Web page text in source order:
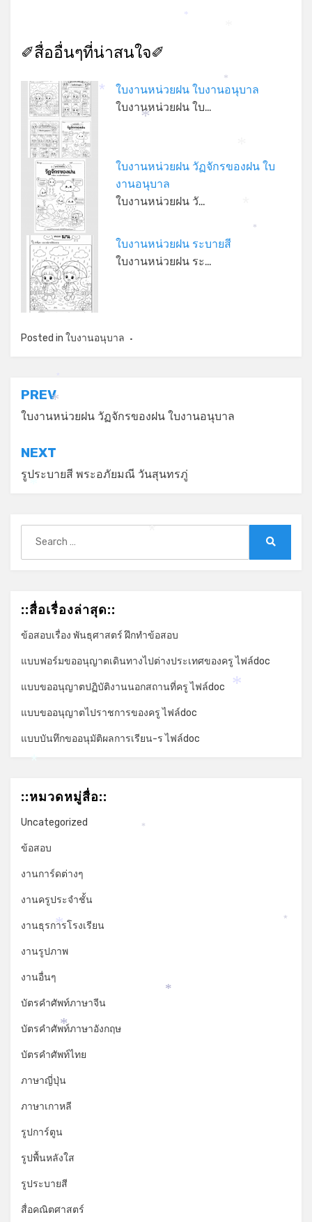
✐สื่ออื่นๆที่น่าสนใจ✐
ใบงานหน่วยฝน ใบงานอนุบาล
ใบงานหน่วยฝน ใบ…
ใบงานหน่วยฝน วัฏจักรของฝน ใบ
งานอนุบาล
ใบงานหน่วยฝน วั…
ใบงานหน่วยฝน ระบายสี
ใบงานหน่วยฝน ระ…
Posted in ใบงานอนุบาล
แนะแนว
เรื่อง
PREV
ใบงานหน่วยฝน วัฏจักรของฝน ใบงานอนุบาล
NEXT
รูประบายสี พระอภัยมณี วันสุนทรภู่
for:
::สื่อเรื่องล่าสุด::
ข้อสอบเรื่อง พันธุศาสตร์ ฝึกทำข้อสอบ
แบบฟอร์มขออนุญาตเดินทางไปต่างประเทศของครู ไฟล์doc
แบบขออนุญาตปฏิบัติงานนอกสถานที่ครู ไฟล์doc
แบบขออนุญาตไปราชการของครู ไฟล์doc
แบบบันทึกขออนุมัติผลการเรียน-ร ไฟล์doc
::หมวดหมู่สื่อ::
Uncategorized
ข้อสอบ
งานการ์ดต่างๆ
งานครูประจำชั้น
งานธุรการโรงเรียน
งานรูปภาพ
งานอื่นๆ
บัตรคำศัพท์ภาษาจีน
บัตรคำศัพท์ภาษาอังกฤษ
บัตรคำศัพท์ไทย
ภาษาญี่ปุ่น
ภาษาเกาหลี
รูปการ์ตูน
รูปพื้นหลังใส
รูประบายสี
สื่อคณิตศาสตร์
*
*
*
*